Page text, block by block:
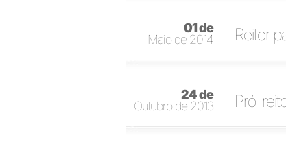
01 de
Maio de 2014
Reitor
24 de
Outubro de 2013
Pró-